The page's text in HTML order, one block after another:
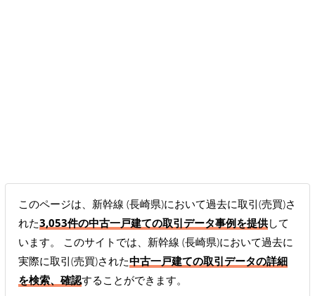
このページは、新幹線 (長崎県)において過去に取引(売買)さ
れた3,053件の中古一戸建ての取引データ事例を提供して
います。 このサイトでは、新幹線 (長崎県)において過去に
実際に取引(売買)された中古一戸建ての取引データの詳細
を検索、確認することができます。